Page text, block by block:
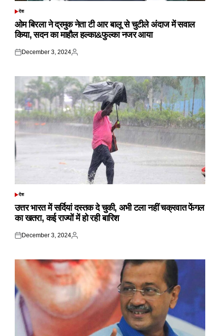
POSTED
देश
ओम बिरला ने द्रमुक नेता टी आर बालू से चुटीले अंदाज में सवाल
किया, सदन का माहौल हल्का&फुल्का नजर आया
Posted
December 3, 2024
Posted
POSTED
देश
उत्तर भारत में सर्दियां दस्तक दे चुकी, अभी टला नहीं चक्रवात फेंगल
का खतरा, कई राज्यों में हो रही बारिश
Posted
December 3, 2024
Posted